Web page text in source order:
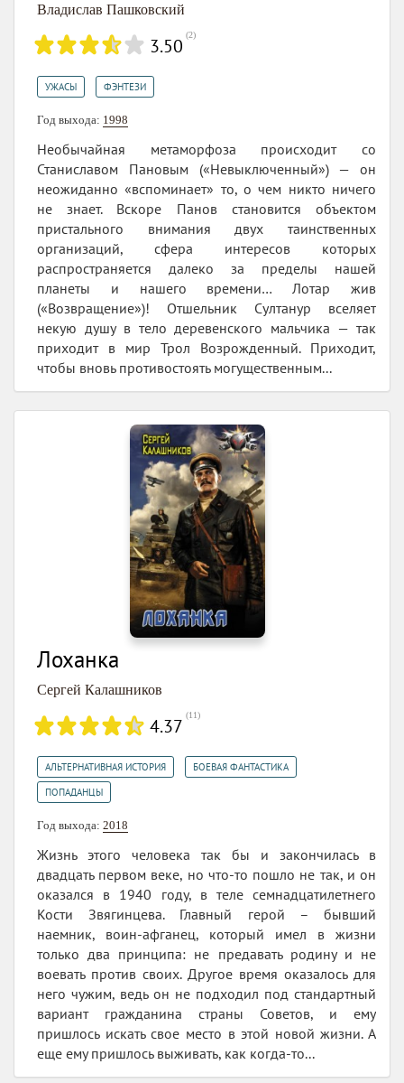
Владислав Пашковский
3.50 (2)
УЖАСЫ ФЭНТЕЗИ
Год выхода: 1998
Необычайная метаморфоза происходит со
Станиславом Пановым («Невыключенный») — он
неожиданно «вспоминает» то, о чем никто ничего
не знает. Вскоре Панов становится объектом
пристального внимания двух таинственных
организаций, сфера интересов которых
распространяется далеко за пределы нашей
планеты и нашего времени… Лотар жив
(«Возвращение»)! Отшельник Султанур вселяет
некую душу в тело деревенского мальчика — так
приходит в мир Трол Возрожденный. Приходит,
чтобы вновь противостоять могущественным...
Лоханка
Сергей Калашников
4.37 (11)
АЛЬТЕРНАТИВНАЯ ИСТОРИЯ БОЕВАЯ ФАНТАСТИКА
ПОПАДАНЦЫ
Год выхода: 2018
Жизнь этого человека так бы и закончилась в
двадцать первом веке, но что-то пошло не так, и он
оказался в 1940 году, в теле семнадцатилетнего
Кости Звягинцева. Главный герой – бывший
наемник, воин-афганец, который имел в жизни
только два принципа: не предавать родину и не
воевать против своих. Другое время оказалось для
него чужим, ведь он не подходил под стандартный
вариант гражданина страны Советов, и ему
пришлось искать свое место в этой новой жизни. А
еще ему пришлось выживать, как когда-то...